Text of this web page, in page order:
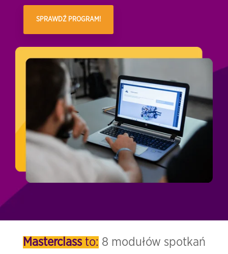
SPRAWDŹ PROGRAM!
Masterclass to: 8 modułów spotkań